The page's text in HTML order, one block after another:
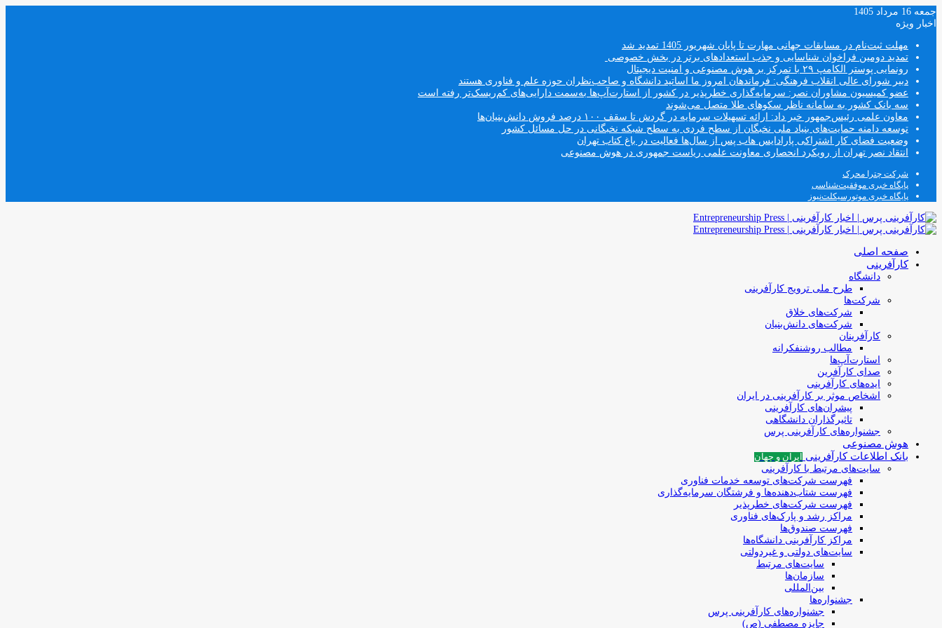
جمعه 16 مرداد 1405
اخبار ویژه
مهلت ثبت‌نام در مسابقات جهانی مهارت تا پایان شهریور 1405 تمدید شد
تمدید دومین فراخوان شناسایی و جذب استعدادهای برتر در بخش خصوصی
رونمایی پوستر الکامپ ۲۹ با تمرکز بر هوش مصنوعی و امنیت دیجیتال
دبیر شورای عالی انقلاب فرهنگی: فرماندهان امروز ما اساتید دانشگاه و صاحب‌نظران حوزه علم و فناوری هستند
عضو کمیسیون مشاوران نصر: سرمایه‌گذاری خطرپذیر در کشور از استارت‌آپ‌ها به‌سمت دارایی‌های کم‌ریسک‌تر رفته است
سه بانک کشور به سامانه ناظر سکوهای طلا متصل می‌شوند
معاون علمی رئیس‌جمهور خبر داد: ارائه تسهیلات سرمایه در گردش تا سقف ۱۰۰ درصد فروش دانش‌بنیان‌ها
توسعه دامنه حمایت‌های بنیاد ملی نخبگان از سطح فردی به سطح شبکه نخبگانی در حل مسائل کشور
وضعیت فضای کار اشتراکی پارادایس هاب پس از سال‌ها فعالیت در باغ کتاب تهران
انتقاد نصر تهران از رویکرد انحصاری معاونت علمی ریاست جمهوری در هوش مصنوعی
شرکت چترا محرک
پایگاه خبری موفقیت‌شناسی
پایگاه خبری موتورسیکلت‌نیوز
صفحه اصلی
کارآفرینی
دانشگاه
طرح ملی ترویج کارآفرینی
شرکت‌ها
شرکت‌های خلاق
شرکت‌های دانش‌بنیان
کارآفرینان
مطالب روشنفکرانه
استارت‌آپ‌ها
صدای کارآفرین
ایده‌های کارآفرینی
اشخاص موثر بر کارآفرینی در ایران
پیشران‌های کارآفرینی
تاثیرگذاران دانشگاهی
جشنواره‌های کارآفرینی‌ پرس
هوش مصنوعی
بانک اطلاعات کارآفرینی
ایران و جهان
سایت‌های مرتبط با کارآفرینی
فهرست شرکت‌های‌‌ توسعه‌ خدمات فناوری
فهرست شتاب‌دهنده‌ها‌ و فرشتگان‌ سرمایه‌گذاری
فهرست شرکت‌های خطرپذیر
مراکز رشد و پارک‌های فناوری
فهرست صندوق‌ها
مراکز کارآفرینی دانشگاه‌ها
سایت‌های دولتی و غیردولتی
سایت‌های مرتبط
سازمان‌ها
بین‌المللی
جشنواره‌ها
جشنواره‌های کارآفرینی‌ پرس
جایزه مصطفی (ص)